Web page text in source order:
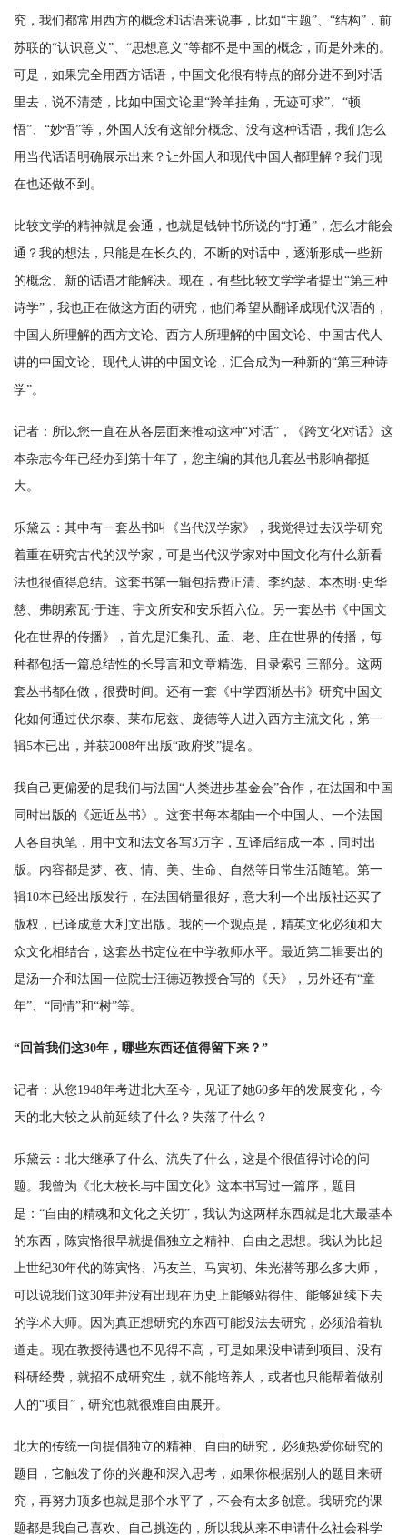
究，我们都常用西方的概念和话语来说事，比如“主题”、“结构”，前
苏联的“认识意义”、“思想意义”等都不是中国的概念，而是外来的。
可是，如果完全用西方话语，中国文化很有特点的部分进不到对话
里去，说不清楚，比如中国文论里“羚羊挂角，无迹可求”、“顿
悟”、“妙悟”等，外国人没有这部分概念、没有这种话语，我们怎么
用当代话语明确展示出来？让外国人和现代中国人都理解？我们现
在也还做不到。
比较文学的精神就是会通，也就是钱钟书所说的“打通”，怎么才能会
通？我的想法，只能是在长久的、不断的对话中，逐渐形成一些新
的概念、新的话语才能解决。现在，有些比较文学学者提出“第三种
诗学”，我也正在做这方面的研究，他们希望从翻译成现代汉语的，
中国人所理解的西方文论、西方人所理解的中国文论、中国古代人
讲的中国文论、现代人讲的中国文论，汇合成为一种新的“第三种诗
学”。
记者：所以您一直在从各层面来推动这种“对话”，《跨文化对话》这
本杂志今年已经办到第十年了，您主编的其他几套丛书影响都挺
大。
乐黛云：其中有一套丛书叫《当代汉学家》，我觉得过去汉学研究
着重在研究古代的汉学家，可是当代汉学家对中国文化有什么新看
法也很值得总结。这套书第一辑包括费正清、李约瑟、本杰明·史华
慈、弗朗索瓦·于连、宇文所安和安乐哲六位。另一套丛书《中国文
化在世界的传播》，首先是汇集孔、孟、老、庄在世界的传播，每
种都包括一篇总结性的长导言和文章精选、目录索引三部分。这两
套丛书都在做，很费时间。还有一套《中学西渐丛书》研究中国文
化如何通过伏尔泰、莱布尼兹、庞德等人进入西方主流文化，第一
辑5本已出，并获2008年出版“政府奖”提名。
我自己更偏爱的是我们与法国“人类进步基金会”合作，在法国和中国
同时出版的《远近丛书》。这套书每本都由一个中国人、一个法国
人各自执笔，用中文和法文各写3万字，互译后结成一本，同时出
版。内容都是梦、夜、情、美、生命、自然等日常生活随笔。第一
辑10本已经出版发行，在法国销量很好，意大利一个出版社还买了
版权，已译成意大利文出版。我的一个观点是，精英文化必须和大
众文化相结合，这套丛书定位在中学教师水平。最近第二辑要出的
是汤一介和法国一位院士汪德迈教授合写的《天》，另外还有“童
年”、“同情”和“树”等。
“回首我们这30年，哪些东西还值得留下来？”
记者：从您1948年考进北大至今，见证了她60多年的发展变化，今
天的北大较之从前延续了什么？失落了什么？
乐黛云：北大继承了什么、流失了什么，这是个很值得讨论的问
题。我曾为《北大校长与中国文化》这本书写过一篇序，题目
是：“自由的精魂和文化之关切”，我认为这两样东西就是北大最基本
的东西，陈寅恪很早就提倡独立之精神、自由之思想。我认为比起
上世纪30年代的陈寅恪、冯友兰、马寅初、朱光潜等那么多大师，
可以说我们这30年并没有出现在历史上能够站得住、能够延续下去
的学术大师。因为真正想研究的东西可能没法去研究，必须沿着轨
道走。现在教授待遇也不见得不高，可是如果没申请到项目、没有
科研经费，就招不成研究生，就不能培养人，或者也只能帮着做别
人的“项目”，研究也就很难自由展开。
北大的传统一向提倡独立的精神、自由的研究，必须热爱你研究的
题目，它触发了你的兴趣和深入思考，如果你根据别人的题目来研
究，再努力顶多也就是那个水平了，不会有太多创意。我研究的课
题都是我自己喜欢、自己挑选的，所以我从来不申请什么社会科学